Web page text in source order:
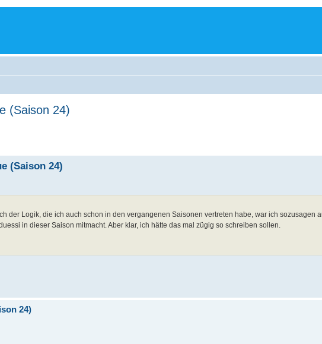
(Saison 24)
(Saison 24)
der Logik, die ich auch schon in den vergangenen Saisonen vertreten habe, war ich sozusagen
in dieser Saison mitmacht. Aber klar, ich hätte das mal zügig so schreiben sollen.
24)